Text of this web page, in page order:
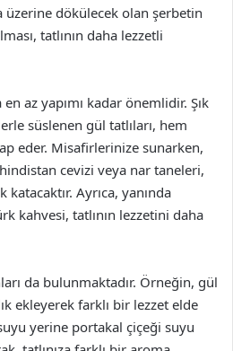
dökülecek olan şerbetin
tatlının daha lezzetli
en az yapımı kadar önemlidir. Şık
süslenen gül tatlıları, hem
eder. Misafirlerinize sunarken,
cevizi veya nar taneleri,
Ayrıca, yanında
kahvesi, tatlının lezzetini daha
da bulunmaktadır. Örneğin, gül
ekleyerek farklı bir lezzet elde
yerine portakal çiçeği suyu